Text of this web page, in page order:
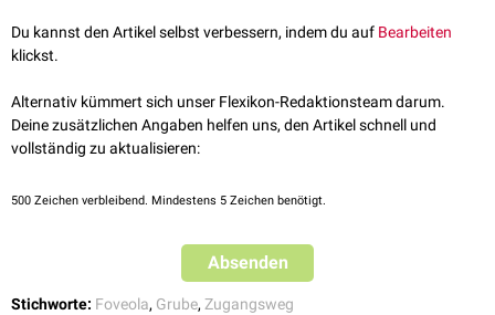
Du kannst den Artikel selbst verbessern, indem du auf Bearbeiten
klickst.
Alternativ kümmert sich unser Flexikon-Redaktionsteam darum.
Deine zusätzlichen Angaben helfen uns, den Artikel schnell und
vollständig zu aktualisieren:
500 Zeichen verbleibend. Mindestens 5 Zeichen benötigt.
Absenden
Stichworte: Foveola, Grube, Zugangsweg